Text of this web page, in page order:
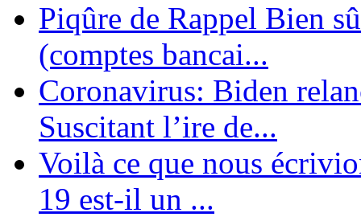
Piqûre de Rappel Bien
(comptes bancai...
Coronavirus: Biden
Suscitant l’ire de...
Voilà ce que nous
19 est-il un ...